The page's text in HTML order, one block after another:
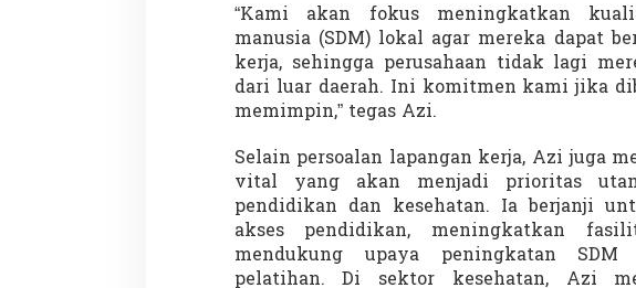
“Kami akan fokus meningkatkan
manusia (SDM) lokal agar mereka dapat
kerja, sehingga perusahaan tidak lagi
dari luar daerah. Ini komitmen kami jika
memimpin,” tegas Azi.
Selain persoalan lapangan kerja, Azi juga
vital yang akan menjadi prioritas
pendidikan dan kesehatan. Ia berjanji
akses pendidikan, meningkatkan
mendukung upaya peningkatan SDM
pelatihan. Di sektor kesehatan, Azi
Demonstrasi Gen-Z Guncang
Nepal, PM Mundur Mendadak
Setelah Gedung Parlemen Dibakar
12 September 2025
Menteri Nusron: Patok Batas
Cegah Konflik dan Dukung
Penataan Ruang
Di NASIONAL, SOROTAN | 8 Agustus 2025